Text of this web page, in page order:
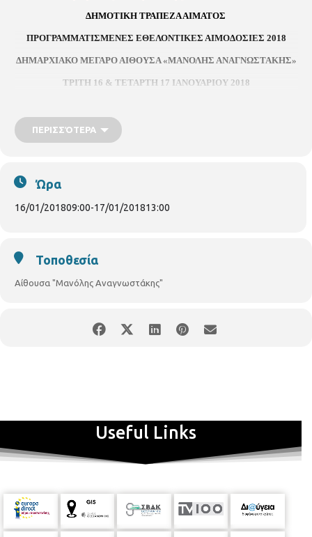
ΔΗΜΟΤΙΚΗ ΤΡΑΠΕΖΑ ΑΙΜΑΤΟΣ
ΠΡΟΓΡΑΜΜΑΤΙΣΜΕΝΕΣ ΕΘΕΛΟΝΤΙΚΕΣ ΑΙΜΟΔΟΣΙΕΣ 2018
ΔΗΜΑΡΧΙΑΚΟ ΜΕΓΑΡΟ ΑΙΘΟΥΣΑ«ΜΑΝΟΛΗΣ ΑΝΑΓΝΩΣΤΑΚΗΣ»
ΤΡΙΤΗ 16 & ΤΕΤΑΡΤΗ 17 ΙΑΝΟΥΑΡΙΟΥ 2018
ΔΕΥΤΕΡΑ 07 & ΤΡΙΤΗ 08 ΜΑΪΟΥ 2018
ΠΕΡΙΣΣΌΤΕΡΑ
Ώρα
16/01/201809:00-17/01/201813:00
Τοποθεσία
Αίθουσα "Μανόλης Αναγνωστάκης"
Useful Links